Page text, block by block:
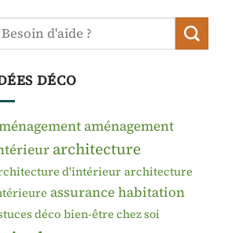
DÉCO
aménagement
architecture
d'intérieurarchitecture
assurance habitation
décobien-être chez soi